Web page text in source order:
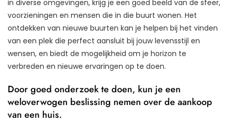
in diverse omgevingen, krijg je een goed beeld van de sfeer,
voorzieningen en mensen die in die buurt wonen. Het
ontdekken van nieuwe buurten kan je helpen bij het vinden
van een plek die perfect aansluit bij jouw levensstijl en
wensen, en biedt de mogelijkheid om je horizon te
verbreden en nieuwe ervaringen op te doen.
Door goed onderzoek te doen, kun je een
weloverwogen beslissing nemen over de aankoop
van een huis.